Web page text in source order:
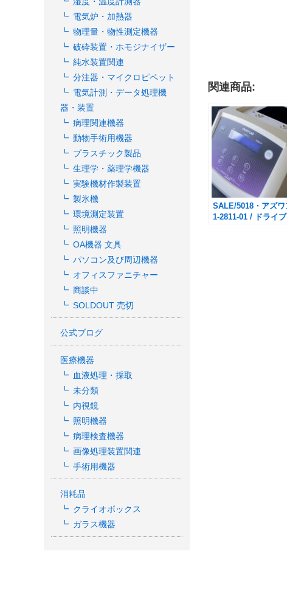
電気炉・加熱器
物理量・物性測定機器
破砕装置・ホモジナイザー
純水装置関連
分注器・マイクロピペット
電気計測・データ処理機
器・装置
病理関連機器
動物手術用機器
プラスチック製品
生理学・薬理学機器
実験機材作製装置
製氷機
環境測定装置
照明機器
OA機器 文具
パソコン及び周辺機器
オフィスファニチャー
商談中
SOLDOUT 売切
公式ブログ
医療機器
血液処理・採取
未分類
内視鏡
照明機器
病理検査機器
画像処理装置関連
手術用機器
消耗品
クライオボックス
ガラス機器
関連商品:
SALE/5018・アズワ
1-2811-01 / ドライ